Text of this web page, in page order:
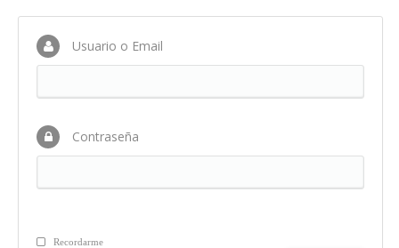
Usuario o Email
Contraseña
Recordarme